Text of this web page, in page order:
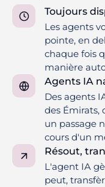
Toujours
Les agents
pointe, en
chaque fois
manière
Agents IA
Des agents
des Émirats,
un passage
cours d'un
Résout,
L'agent IA
peut,